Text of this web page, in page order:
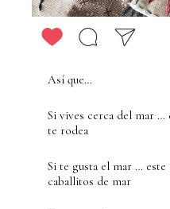
Así que…
Si vives cerca del mar …
te rodea
Si te gusta el mar …
caballitos de mar